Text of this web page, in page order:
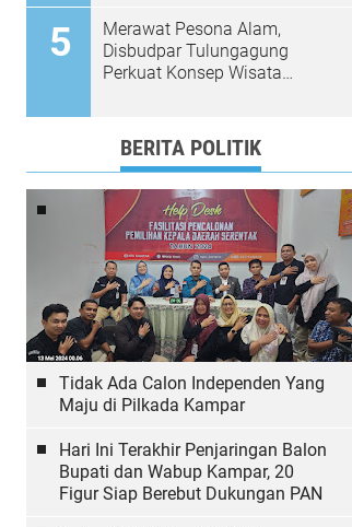
Ramah Anak
Merawat Pesona Alam,
Disbudpar Tulungagung
Perkuat Konsep Wisata
BERITA POLITIK
Tidak Ada Calon Independen Yang
Maju di Pilkada Kampar
Hari Ini Terakhir Penjaringan Balon
Bupati dan Wabup Kampar, 20
Figur Siap Berebut Dukungan PAN